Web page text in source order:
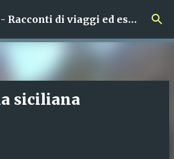
ai contenuti principali Santo David - Racconti di viaggi ed esperienze in Italia
siciliana